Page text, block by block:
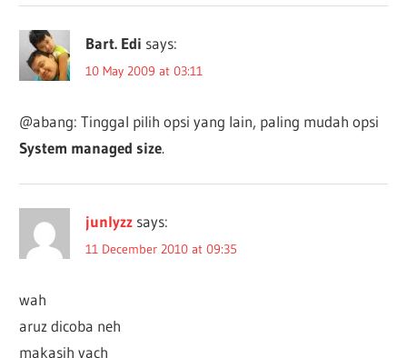
Bart. Edi says:
10 May 2009 at 03:11
@abang: Tinggal pilih opsi yang lain, paling mudah opsi
System managed size.
junlyzz says:
11 December 2010 at 09:35
wah
aruz dicoba neh
makasih yach